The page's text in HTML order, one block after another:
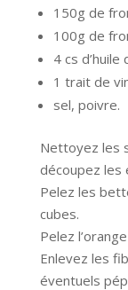
150g de
100g de
4 cs d’huile
1 trait de
sel, poivre.
Nettoyez les
découpez les
Pelez les
cubes.
Pelez
Enlevez les
éventuels